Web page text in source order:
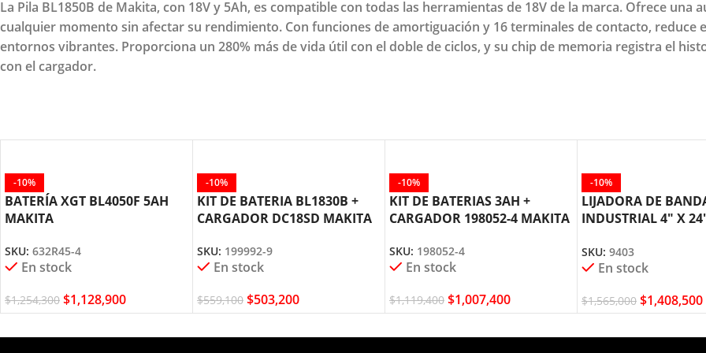
La Pila BL1850B de Makita, con 18V y 5Ah, es compatible con todas las herramientas de 18V de la marca. Ofrece una
cualquier momento sin afectar su rendimiento. Con funciones de amortiguación y 16 terminales de contacto, reduce
entornos vibrantes. Proporciona un 280% más de vida útil con el doble de ciclos, y su chip de memoria registra el
con el cargador.
-10%
BATERÍA XGT BL4050F 5AH
MAKITA
SKU: 632R45-4
En stock
$1,254,300 $1,128,900
-10%
KIT DE BATERIA BL1830B +
CARGADOR DC18SD MAKITA
SKU: 199992-9
En stock
$559,100 $503,200
-10%
KIT DE BATERIAS 3AH +
CARGADOR 198052-4 MAKITA
SKU: 198052-4
En stock
$1,119,400 $1,007,400
-10%
LIJADORA DE
INDUSTRIAL 4″ X
SKU: 9403
En stock
$1,565,000 $1,408,500